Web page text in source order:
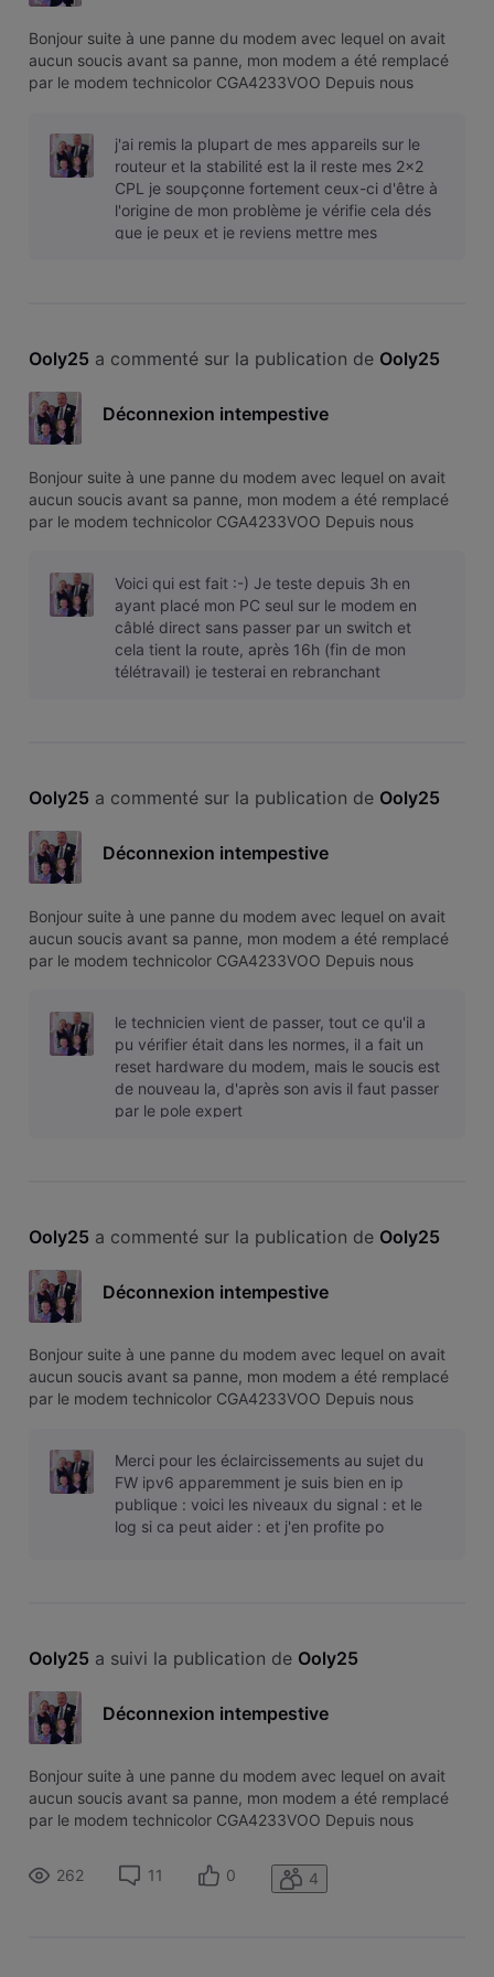
Bonjour suite à une panne du modem avec lequel on avait
aucun soucis avant sa panne, mon modem a été remplacé
par le modem technicolor CGA4233VOO Depuis nous
l'assistance qui doit passer dem
j'ai remis la plupart de mes appareils sur le
routeur et la stabilité est la il reste mes 2x2
CPL je soupçonne fortement ceux-ci d'être à
l'origine de mon problème je vérifie cela dés
que je peux et je reviens mettre mes
Ooly25 a commenté sur la publication de Ooly25
Déconnexion intempestive
Bonjour suite à une panne du modem avec lequel on avait
aucun soucis avant sa panne, mon modem a été remplacé
par le modem technicolor CGA4233VOO Depuis nous
l'assistance qui doit passer dem
Voici qui est fait :-) Je teste depuis 3h en
ayant placé mon PC seul sur le modem en
câblé direct sans passer par un switch et
cela tient la route, après 16h (fin de mon
télétravail) je testerai en rebranchant
Ooly25 a commenté sur la publication de Ooly25
Déconnexion intempestive
Bonjour suite à une panne du modem avec lequel on avait
aucun soucis avant sa panne, mon modem a été remplacé
par le modem technicolor CGA4233VOO Depuis nous
l'assistance qui doit passer dem
le technicien vient de passer, tout ce qu'il a
pu vérifier était dans les normes, il a fait un
reset hardware du modem, mais le soucis est
de nouveau la, d'après son avis il faut passer
par le pole expert
Ooly25 a commenté sur la publication de Ooly25
Déconnexion intempestive
Bonjour suite à une panne du modem avec lequel on avait
aucun soucis avant sa panne, mon modem a été remplacé
par le modem technicolor CGA4233VOO Depuis nous
l'assistance qui doit passer dem
Merci pour les éclaircissements au sujet du
FW ipv6 apparemment je suis bien en ip
publique : voici les niveaux du signal : et le
log si ca peut aider : et j'en profite po
Ooly25 a suivi la publication de Ooly25
Déconnexion intempestive
Bonjour suite à une panne du modem avec lequel on avait
aucun soucis avant sa panne, mon modem a été remplacé
par le modem technicolor CGA4233VOO Depuis nous
(Télétravail, jeux pc, PS4, lenteur streaming). J'ai appelé
l'assistance qui doit passer dem
262 11 0 4